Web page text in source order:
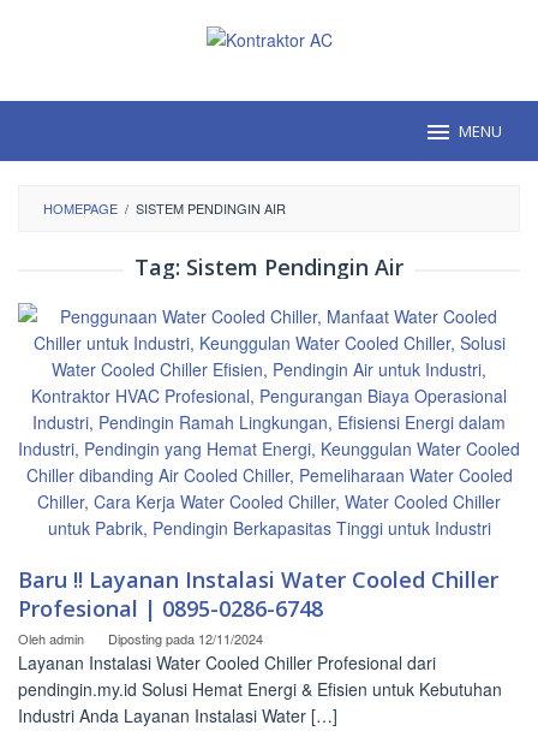
MENU
HOMEPAGE / SISTEM PENDINGIN AIR
Tag: Sistem Pendingin Air
Baru !! Layanan Instalasi Water Cooled Chiller
Profesional | 0895-0286-6748
Olehadmin Diposting pada 12/11/2024
Layanan Instalasi Water Cooled Chiller Profesional dari
pendingin.my.id Solusi Hemat Energi & Efisien untuk Kebutuhan
Industri Anda Layanan Instalasi Water […]